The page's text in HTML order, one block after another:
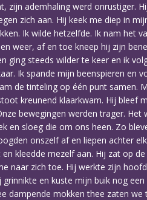
zijn ademhaling werd onrustiger.
zich aan. Hij keek me diep in
Ik wilde hetzelfde. Ik nam het
weer, af en toe kneep hij zijn
ging steeds wilder te keer en ik
Ik spande mijn beenspieren en
de tinteling op één punt
kreunend klaarkwam. Hij bleef
bewegingen werden trager.
en sloeg die om ons heen. Zo
onszelf af en liepen achter
kleedde mezelf aan. Hij zat op
naar zich toe. Hij werkte zijn
en kuste mijn buik nog
dampende mokken thee zaten we